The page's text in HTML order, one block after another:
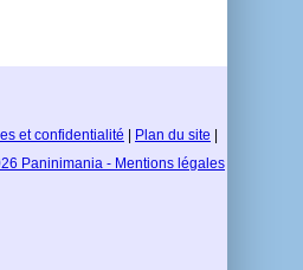
et confidentialité Plan du site
Paninimania - Mentions légales